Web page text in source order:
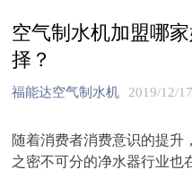
空气制水机加盟哪
择？
福能达空气制水机 2019/12/17
随着消费者消费意识的提升
之密不可分的净水器行业也